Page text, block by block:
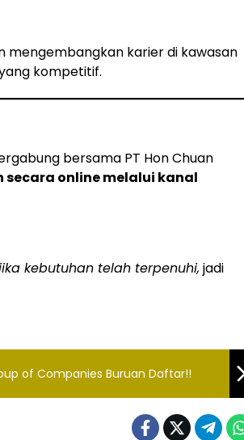
mengembangkan karier di kawasan
kompetitif.
bersama PT Hon Chuan
online melalui kanal
kebutuhan telah terpenuhi, jadi
of Companies Buruan Daftar!!